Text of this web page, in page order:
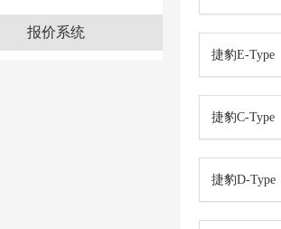
报价系统
捷豹E-Type
捷豹C-Type
捷豹D-Type